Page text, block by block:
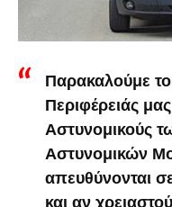
Παρακαλούμε
Περιφέρειάς
Αστυνομικούς
Αστυνομικών
απευθύνονται
και αν